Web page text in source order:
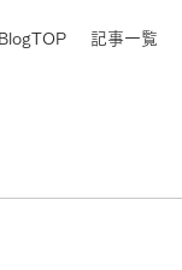
BlogTOP 記事一覧